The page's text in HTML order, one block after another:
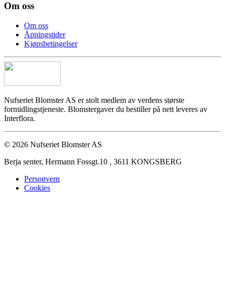
Om oss
Om oss
Åpningstider
Kjøpsbetingelser
Nufseriet Blomster AS er stolt medlem av verdens største
formidlingstjeneste. Blomstergaver du bestiller på nett leveres av
Interflora.
© 2026 Nufseriet Blomster AS
Berja senter, Hermann Fossgt.10 , 3611 KONGSBERG
Personvern
Cookies